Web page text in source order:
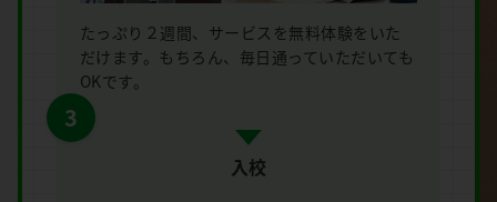
たっぷり２週間、サービスを無料体験をいた
だけます。もちろん、毎日通っていただいても
OKです。
3
入校